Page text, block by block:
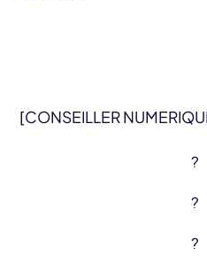
[CONSEILLER